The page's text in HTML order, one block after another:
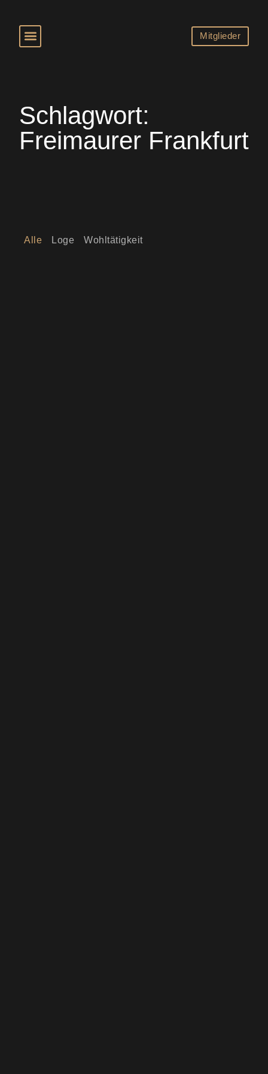
Mitglieder
Schlagwort:
Freimaurer Frankfurt
Loge Wohltätigkeit
Alle